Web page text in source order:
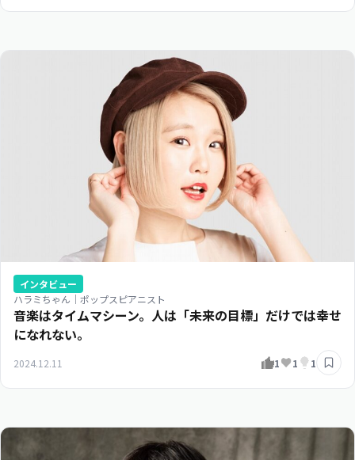
インタビュー
ハラミちゃん｜ポップスピアニスト
音楽はタイムマシーン。人は「未来の目標」だけでは幸せ
になれない。
2024.12.11 1 1 1